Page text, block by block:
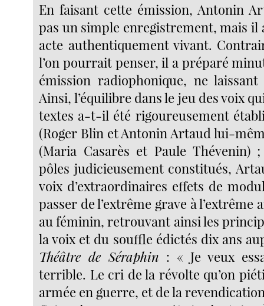
En faisant cette émission, Antonin
pas un simple enregistrement, mais il
acte authentiquement vivant.
l’on pourrait penser, il a préparé
émission radiophonique, ne
Ainsi, l’équilibre dans le jeu des voix
textes a-t-il été rigoureusement
(Roger Blin et Antonin Artaud lui-
(Maria Casarès et Paule Thévenin)
pôles judicieusement constitués,
voix d’extraordinaires effets de
passer de l’extrême grave à l’extrême
au féminin, retrouvant ainsi les
la voix et du souffle édictés dix ans
Théâtre de Séraphin : « Je veux
terrible. Le cri de la révolte qu’on
armée en guerre, et de la